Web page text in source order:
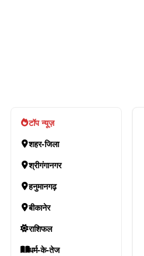
टॉप न्यूज़
शहर-जिला
श्रीगंगानगर
हनुमानगढ़
बीकानेर
राशिफल
धर्म-के-तेज
sri dungargarh news ›